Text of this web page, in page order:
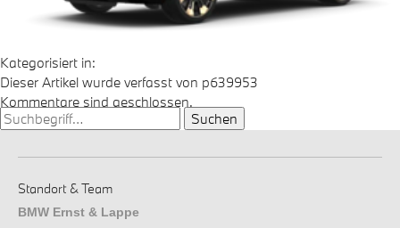
Kategorisiert in:
Dieser Artikel wurde verfasst von p639953
Kommentare sind geschlossen.
Suchen
Standort & Team
BMW Ernst & Lappe